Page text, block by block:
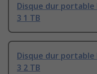
Disque dur portable
3 1 TB
Disque dur portable
3 2 TB